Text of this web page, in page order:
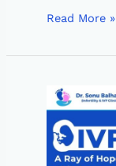
Read More »